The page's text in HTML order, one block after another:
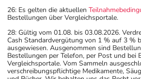
26: Es gelten die aktuellen
Bestellungen über Vergleichsportale.
28: Gültig vom 01.08. bis 03.08.2026.
Cash Standardvergütung von 1 % auf 3 %
ausgewiesen. Ausgenommen sind
Bestellungen per Telefon, per Post und bei
Vergleichsportale. Vom Sammeln
verschreibungspflichtige Medikamente,